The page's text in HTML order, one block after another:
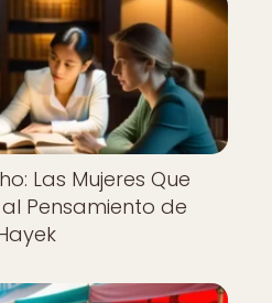
Las Mujeres Que
Pensamiento de